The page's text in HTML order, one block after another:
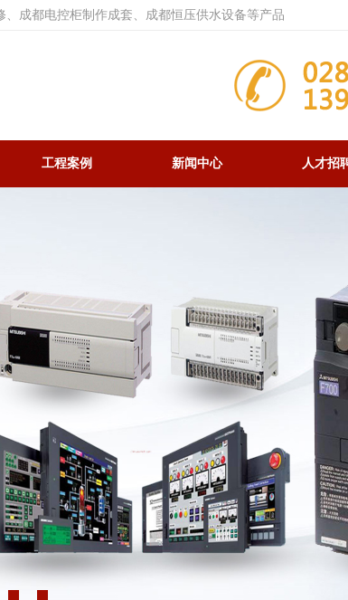
成都电控柜制作成套、成都恒压供水设备等产品
工程案例 新闻中心 人才招